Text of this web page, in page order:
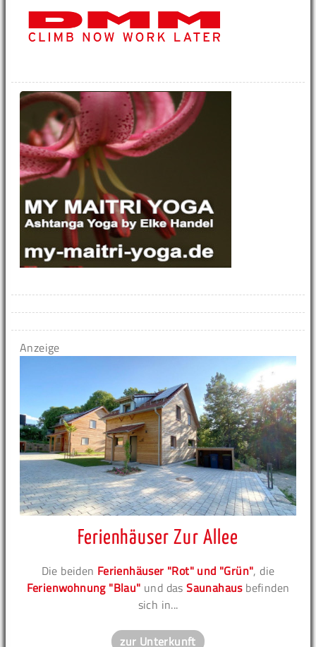
Anzeige
Ferienhäuser Zur Allee
Die beiden Ferienhäuser "Rot" und "Grün", die
Ferienwohnung "Blau" und dasSaunahausbefinden
sich in...
zur Unterkunft